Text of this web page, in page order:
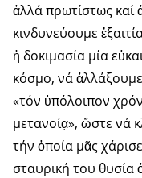
ἀλλά πρωτίστως καί
κινδυ­νεύουμε
ἡ δοκιμασία μία
κόσμο, νά
«τόν ὑπόλοιπον
μετανοίᾳ», ὥστε νά
τήν ὁποία μᾶς
σταυρική του θυσία